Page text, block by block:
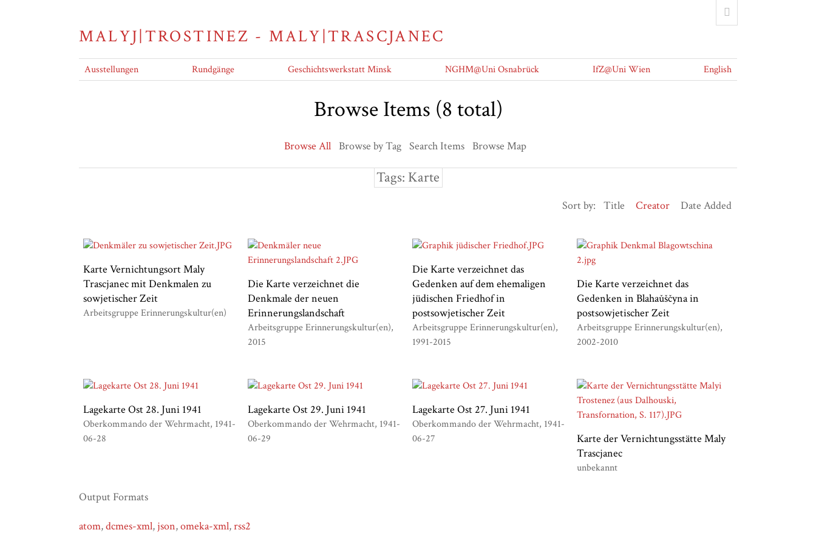
MALYJ|TROSTINEZ - MALY|TRASCJANEC
Ausstellungen Rundgänge Geschichtswerkstatt Minsk NGHM@Uni Osnabrück IfZ@Uni Wien English
Browse Items (8 total)
Browse All Browse by Tag Search Items Browse Map
Tags: Karte
Sort by: Title Creator Date Added
Karte Vernichtungsort Maly
Trascjanec mit Denkmalen zu
sowjetischer Zeit
Arbeitsgruppe Erinnerungskultur(en)
Die Karte verzeichnet die
Denkmale der neuen
Erinnerungslandschaft
Arbeitsgruppe Erinnerungskultur(en)
2015
Die Karte verzeichnet das
Gedenken auf dem ehemaligen
jüdischen Friedhof in
postsowjetischer Zeit
Arbeitsgruppe Erinnerungskultur(en)
1991-2015
Die Karte verzeichnet das
Gedenken in Blahaǔščyna in
postsowjetischer Zeit
Arbeitsgruppe Erinnerungskultur(en)
2002-2010
Lagekarte Ost 28. Juni 1941
Oberkommando der Wehrmacht 1941-
06-28
Lagekarte Ost 29. Juni 1941
Oberkommando der Wehrmacht 1941-
06-29
Lagekarte Ost 27. Juni 1941
Oberkommando der Wehrmacht 1941-
06-27
Karte der Vernichtungsstätte Maly
Trascjanec
unbekannt
Output Formats
atom,dcmes-xml, json,omeka-xml,rss2